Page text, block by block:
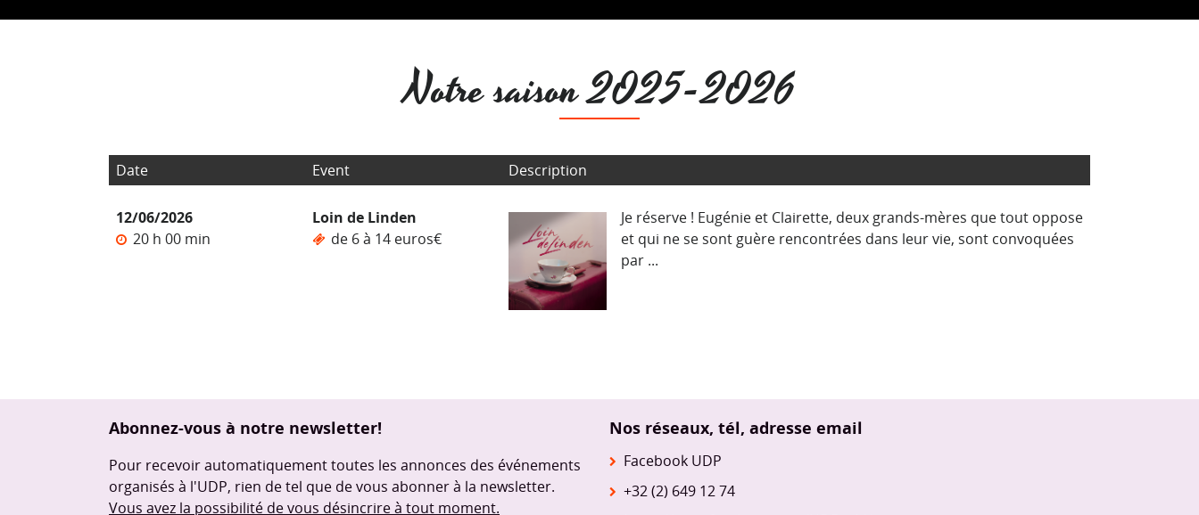
Notre saison 2025-2026
Date Event Description
12/06/2026
20 h 00 min
Loin de Linden
de 6 à 14 euros€
Je réserve ! Eugénie et Clairette, deux grands-mères que tout oppose
et qui ne se sont guère rencontrées dans leur vie, sont convoquées
par ...
Abonnez-vous à notre newsletter!
Pour recevoir automatiquement toutes les annonces des événements
organisés à l'UDP, rien de tel que de vous abonner à la newsletter.
Vous avez la possibilité de vous désincrire à tout moment.
Nos réseaux, tél, adresse email
Facebook UDP
+32 (2) 649 12 74